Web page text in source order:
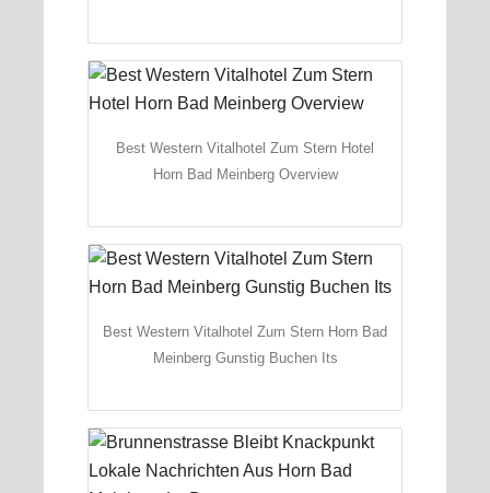
Best Western Vitalhotel Zum Stern Hotel
Horn Bad Meinberg Overview
Best Western Vitalhotel Zum Stern Horn Bad
Meinberg Gunstig Buchen Its